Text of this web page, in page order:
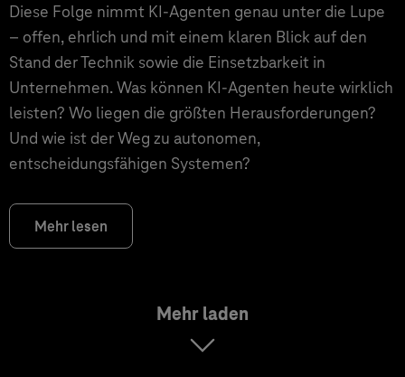
Diese Folge nimmt KI-Agenten genau unter die Lupe
– offen, ehrlich und mit einem klaren Blick auf den
Stand der Technik sowie die Einsetzbarkeit in
Unternehmen. Was können KI-Agenten heute wirklich
leisten? Wo liegen die größten Herausforderungen?
Und wie ist der Weg zu autonomen,
entscheidungsfähigen Systemen?
Mehr lesen
Mehr laden